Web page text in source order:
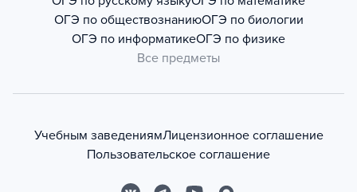
ОГЭ по обществознаниюОГЭ по биологии
ОГЭ по информатикеОГЭ по физике
Все предметы
Учебным заведениямЛицензионное соглашение
Пользовательское соглашение